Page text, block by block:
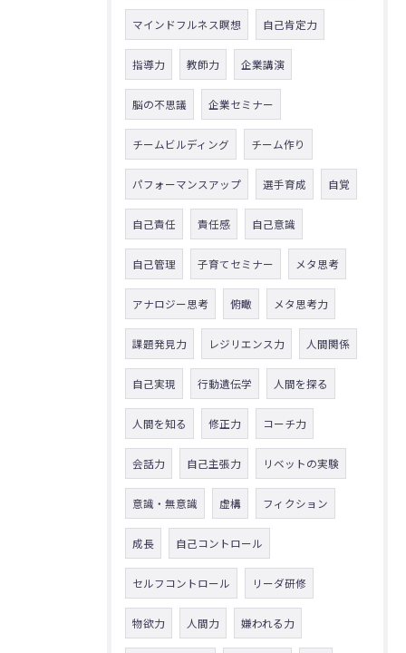
マインドフルネス瞑想 自己肯定力
指導力 教師力 企業講演
脳の不思議 企業セミナー
チームビルディング チーム作り
パフォーマンスアップ 選手育成 自覚
自己責任 責任感 自己意識
自己管理 子育てセミナー メタ思考
アナロジー思考 俯瞰 メタ思考力
課題発見力 レジリエンス力 人間関係
自己実現 行動遺伝学 人間を探る
人間を知る 修正力 コーチ力
会話力 自己主張力 リベットの実験
意識・無意識 虚構 フィクション
成長 自己コントロール
セルフコントロール リーダ研修
物欲力 人間力 嫌われる力